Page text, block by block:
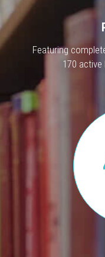
Featuring
170 active